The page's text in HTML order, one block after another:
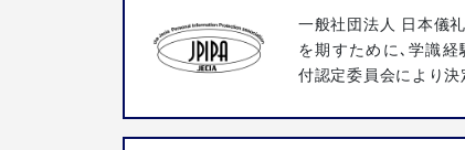
一般社団法人 日本儀
を期すために､学識
付認定委員会により決